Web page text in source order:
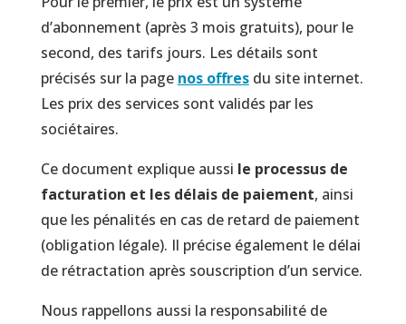
d’abonnement (après 3 mois gratuits), pour le
second, des tarifs jours. Les détails sont
précisés sur la page nos offresdu site internet.
Les prix des services sont validés par les
sociétaires.
Ce document explique aussi le processus de
facturation et les délais de paiement, ainsi
que les pénalités en cas de retard de paiement
(obligation légale). Il précise également le délai
de rétractation après souscription d’un service.
Nous rappellons aussi la responsabilité de